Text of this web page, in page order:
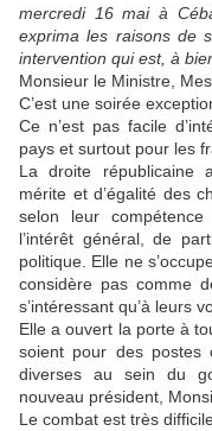
mercredi 16 mai à
exprima les raisons de
intervention qui est, à
Monsieur le Ministre,
C’est une soirée
Ce n’est pas facile
pays et surtout pour les
La droite républicaine
mérite et d’égalité des
selon leur
l’intérêt général, de
politique. Elle ne
considère pas comme
s’intéressant qu’à leurs
Elle a ouvert la porte à
soient pour des postes
diverses au sein du
nouveau président,
Le combat est très